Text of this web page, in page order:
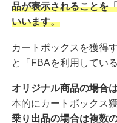
品が表示されることを
いいます。
カートボックスを獲得
と「FBAを利用してい
オリジナル商品の場合
本的にカートボックス
乗り出品の場合は複数